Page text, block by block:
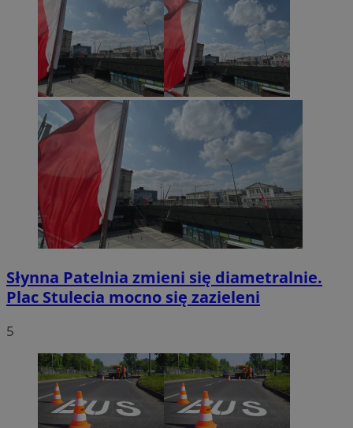
Słynna Patelnia zmieni się diametralnie.
Plac Stulecia mocno się zazieleni
5